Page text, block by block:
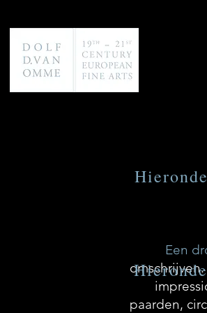
Een
paarden,